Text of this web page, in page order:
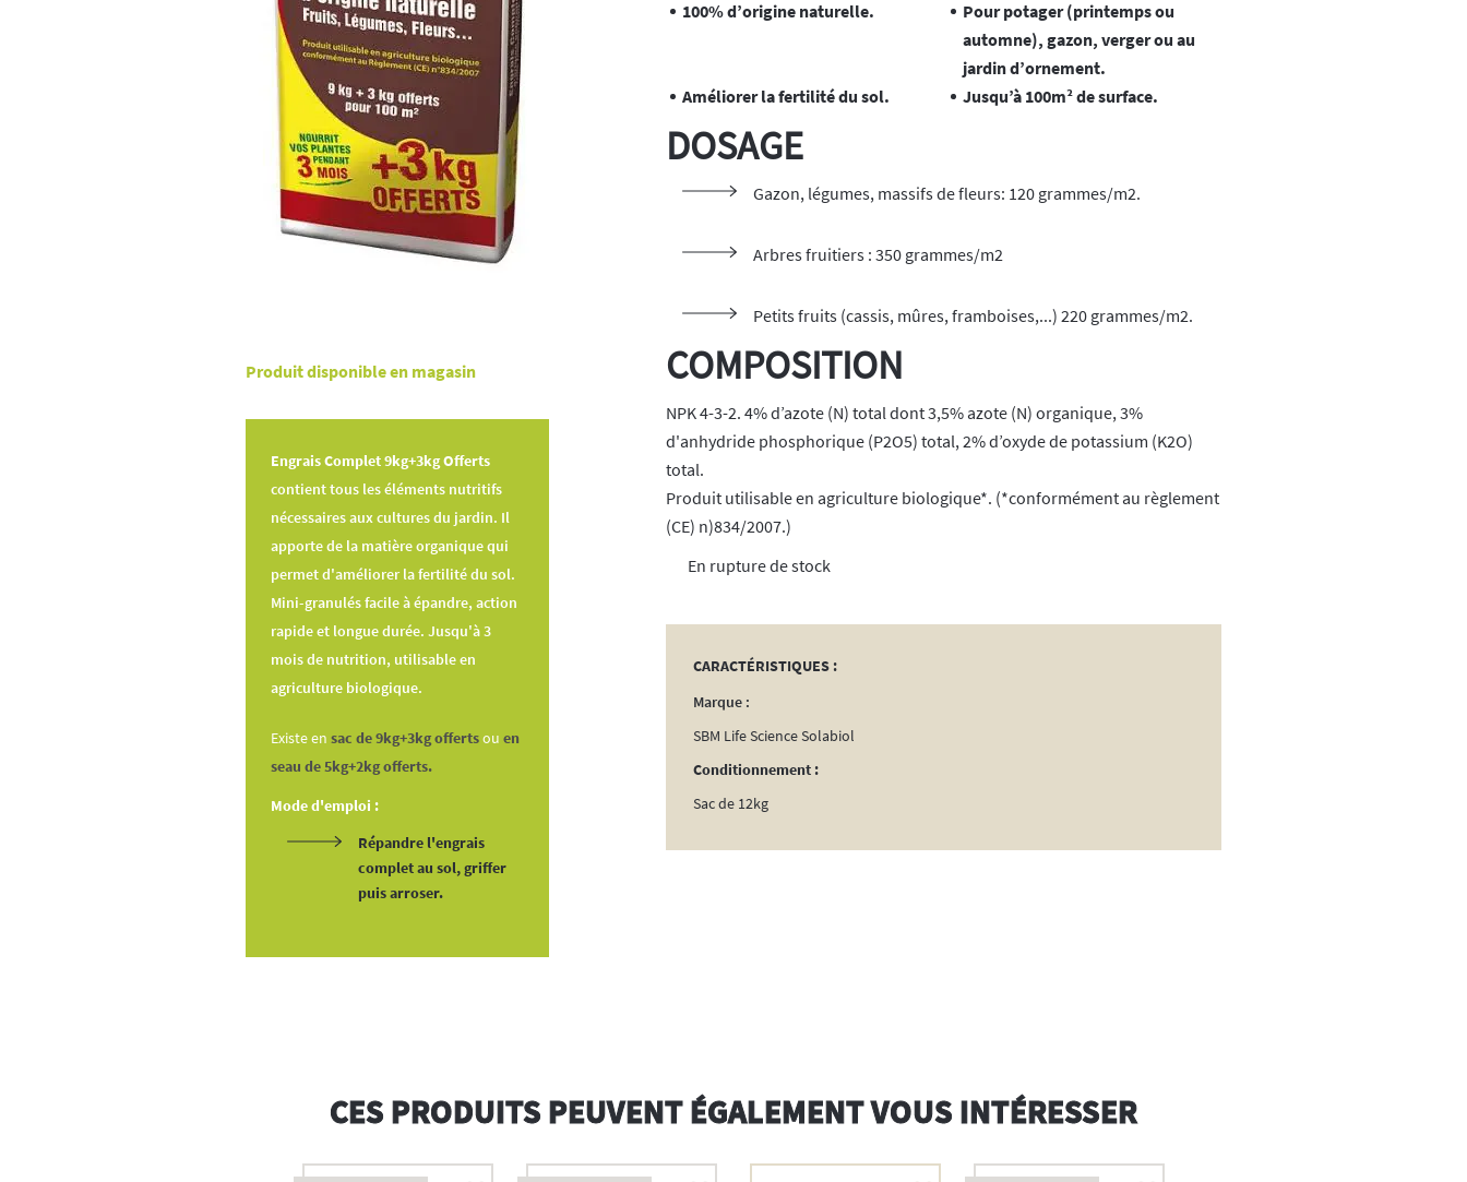
Produit disponible en magasin
Engrais Complet 9kg+3kg Offerts
contient tous les éléments nutritifs
nécessaires aux cultures du jardin. Il
apporte de la matière organique qui
permet d'améliorer la fertilité du sol.
Mini-granulés facile à épandre, action
rapide et longue durée. Jusqu'à 3
mois de nutrition, utilisable en
agriculture biologique.
Existe en sac de 9kg+3kg offertsou en
seau de 5kg+2kg offerts.
Mode d'emploi :
Répandre l'engrais
complet au sol, griffer
puis arroser.
100% d’origine naturelle.
Pour potager (printemps ou
automne), gazon, verger ou au
jardin d’ornement.
Améliorer la fertilité du sol.
Jusqu’à 100m² de surface.
DOSAGE
Gazon, légumes, massifs de fleurs: 120 grammes/m2.
Arbres fruitiers : 350 grammes/m2
Petits fruits (cassis, mûres, framboises,...) 220 grammes/m2.
COMPOSITION
NPK 4-3-2. 4% d’azote (N) total dont 3,5% azote (N) organique, 3%
d'anhydride phosphorique (P2O5) total, 2% d’oxyde de potassium (K2O)
total.
Produit utilisable en agriculture biologique*. (*conformément au règlement
(CE) n)834/2007.)
rupture de stock
CARACTÉRISTIQUES :
Marque :
SBM Life Science Solabiol
Conditionnement :
Sac de 12kg
CES PRODUITS PEUVENT ÉGALEMENT VOUS INTÉRESSER